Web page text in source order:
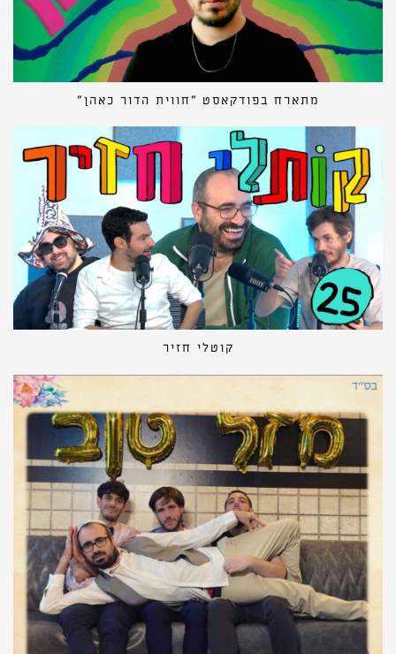
מתארח בפודקאסט ״חווית הדור כאהן״
קוטלי חזיר